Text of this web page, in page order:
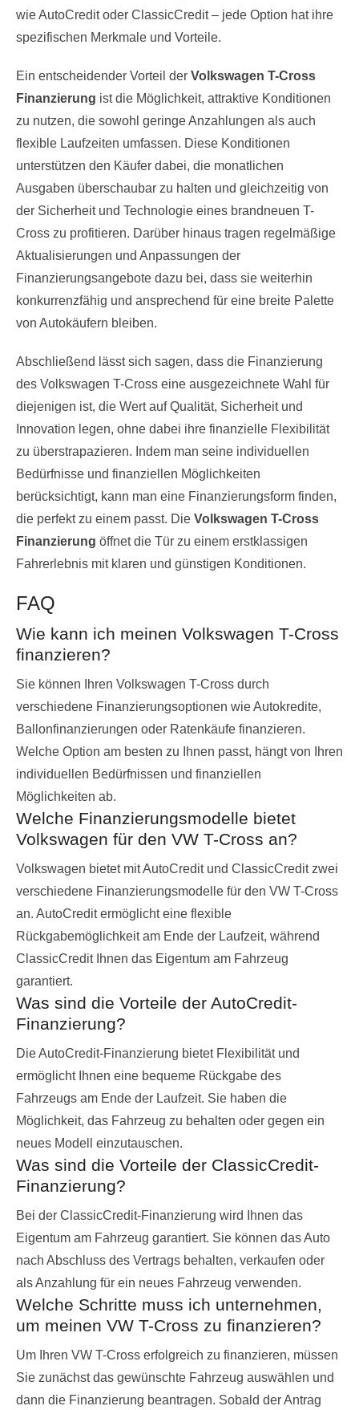
wie AutoCredit oder ClassicCredit – jede Option hat ihre
spezifischen Merkmale und Vorteile.
Ein entscheidender Vorteil der Volkswagen T-Cross
Finanzierung ist die Möglichkeit, attraktive Konditionen
zu nutzen, die sowohl geringe Anzahlungen als auch
flexible Laufzeiten umfassen. Diese Konditionen
unterstützen den Käufer dabei, die monatlichen
Ausgaben überschaubar zu halten und gleichzeitig von
der Sicherheit und Technologie eines brandneuen T-
Cross zu profitieren. Darüber hinaus tragen regelmäßige
Aktualisierungen und Anpassungen der
Finanzierungsangebote dazu bei, dass sie weiterhin
konkurrenzfähig und ansprechend für eine breite Palette
von Autokäufern bleiben.
Abschließend lässt sich sagen, dass die Finanzierung
des Volkswagen T-Cross eine ausgezeichnete Wahl für
diejenigen ist, die Wert auf Qualität, Sicherheit und
Innovation legen, ohne dabei ihre finanzielle Flexibilität
zu überstrapazieren. Indem man seine individuellen
Bedürfnisse und finanziellen Möglichkeiten
berücksichtigt, kann man eine Finanzierungsform finden,
die perfekt zu einem passt. Die Volkswagen T-Cross
Finanzierung öffnet die Tür zu einem erstklassigen
Fahrerlebnis mit klaren und günstigen Konditionen.
FAQ
Wie kann ich meinen Volkswagen T-Cross
finanzieren?
Sie können Ihren Volkswagen T-Cross durch
verschiedene Finanzierungsoptionen wie Autokredite,
Ballonfinanzierungen oder Ratenkäufe finanzieren.
Welche Option am besten zu Ihnen passt, hängt von Ihren
individuellen Bedürfnissen und finanziellen
Möglichkeiten ab.
Welche Finanzierungsmodelle bietet
Volkswagen für den VW T-Cross an?
Volkswagen bietet mit AutoCredit und ClassicCredit zwei
verschiedene Finanzierungsmodelle für den VW T-Cross
an. AutoCredit ermöglicht eine flexible
Rückgabemöglichkeit am Ende der Laufzeit, während
ClassicCredit Ihnen das Eigentum am Fahrzeug
garantiert.
Was sind die Vorteile der AutoCredit-
Finanzierung?
Die AutoCredit-Finanzierung bietet Flexibilität und
ermöglicht Ihnen eine bequeme Rückgabe des
Fahrzeugs am Ende der Laufzeit. Sie haben die
Möglichkeit, das Fahrzeug zu behalten oder gegen ein
neues Modell einzutauschen.
Was sind die Vorteile der ClassicCredit-
Finanzierung?
Bei der ClassicCredit-Finanzierung wird Ihnen das
Eigentum am Fahrzeug garantiert. Sie können das Auto
nach Abschluss des Vertrags behalten, verkaufen oder
als Anzahlung für ein neues Fahrzeug verwenden.
Welche Schritte muss ich unternehmen,
um meinen VW T-Cross zu finanzieren?
Um Ihren VW T-Cross erfolgreich zu finanzieren, müssen
Sie zunächst das gewünschte Fahrzeug auswählen und
dann die Finanzierung beantragen. Sobald der Antrag